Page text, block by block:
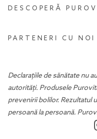
DESCOPERĂ
PARTENERI CU NOI
Declarațiile de sănătate nu
autorități. Produsele
prevenirii bolilor. Rezultatul
persoană la persoană.